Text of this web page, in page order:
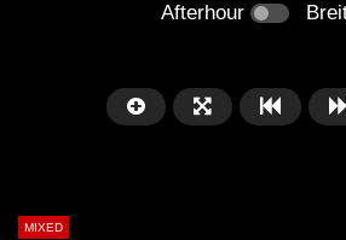
Afterhour
MIXED